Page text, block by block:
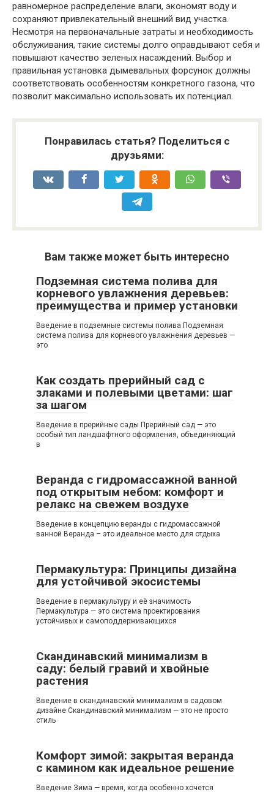
равномерное распределение влаги, экономят воду и
сохраняют привлекательный внешний вид участка.
Несмотря на первоначальные затраты и необходимость
обслуживания, такие системы долго оправдывают себя и
повышают качество зеленых насаждений. Выбор и
правильная установка дымевальных форсунок должны
соответствовать особенностям конкретного газона, что
позволит максимально использовать их потенциал.
Понравилась статья? Поделиться с
друзьями:
Вам также может быть интересно
Подземная система полива для
корневого увлажнения деревьев:
преимущества и пример установки
Введение в подземные системы полива Подземная
система полива для корневого увлажнения деревьев —
это
Как создать прерийный сад с
злаками и полевыми цветами: шаг
за шагом
Введение в прерийные сады Прерийный сад — это
особый тип ландшафтного оформления, объединяющий
в
Веранда с гидромассажной ванной
под открытым небом: комфорт и
релакс на свежем воздухе
Введение в концепцию веранды с гидромассажной
ванной Веранда – это идеальное место для отдыха
Пермакультура: Принципы дизайна
для устойчивой экосистемы
Введение в пермакультуру и её значимость
Пермакультура — это система проектирования
устойчивых и самоподдерживающихся
Скандинавский минимализм в
саду: белый гравий и хвойные
растения
Введение в скандинавский минимализм в садовом
дизайне Скандинавский минимализм — это не просто
стиль
Комфорт зимой: закрытая веранда
с камином как идеальное решение
Введение Зима — время, когда особенно хочется